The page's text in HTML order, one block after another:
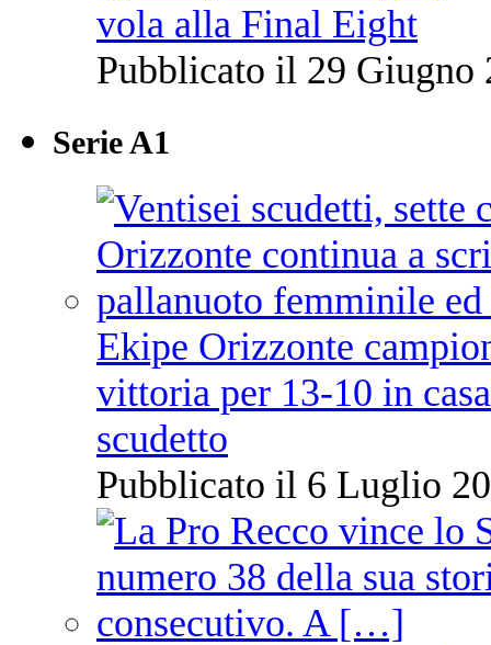
vola alla Final Eight
Pubblicato il 29 Giugno
Serie A1
Ekipe Orizzonte
vittoria per 13-10 in
scudetto
Pubblicato il 6 Luglio